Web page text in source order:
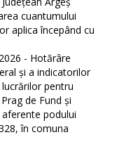
cuantumului
aplica începând cu
- Hotărâre
și a indicatorilor
pentru
de Fund și
podului
în comuna